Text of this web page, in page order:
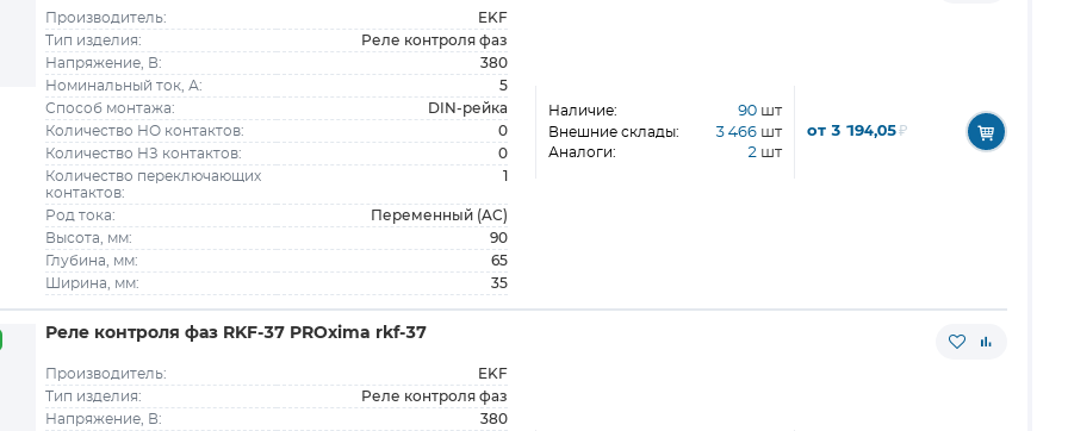
Производитель: EKF
Тип изделия: Реле контроля фаз
Напряжение, В: 380
Номинальный ток, А: 5
Способ монтажа: DIN-рейка
Количество НО контактов: 0
Количество НЗ контактов: 0
Количество переключающих
контактов:
1
Род тока: Переменный (AC)
Высота, мм: 90
Глубина, мм: 65
Ширина, мм: 35
Наличие: 90 шт
Внешние склады: 3 466 шт
Аналоги: 2 шт
от 3 194,05₽
Реле контроля фаз RKF-37 PROxima rkf-37
Производитель: EKF
Тип изделия: Реле контроля фаз
Напряжение, В: 380